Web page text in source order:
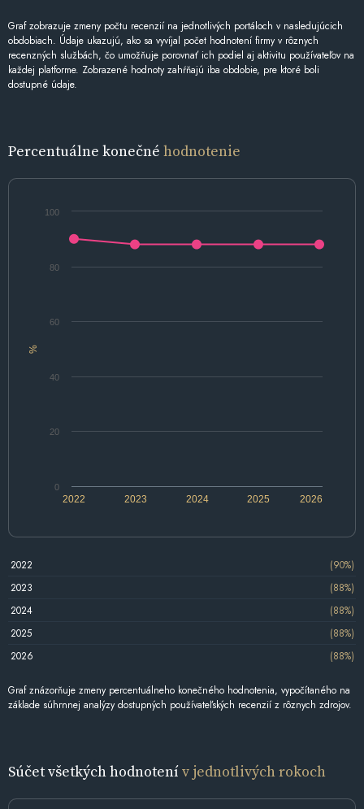
Graf zobrazuje zmeny počtu recenzií na jednotlivých portáloch v nasledujúcich
obdobiach. Údaje ukazujú, ako sa vyvíjal počet hodnotení firmy v rôznych
recenzných službách, čo umožňuje porovnať ich podiel aj aktivitu používateľov na
každej platforme. Zobrazené hodnoty zahŕňajú iba obdobie, pre ktoré boli
dostupné údaje.
Percentuálne konečné hodnotenie
%
2022 2024 2026
2023 2025
0
20
40
60
80
100
2022
(90%)
2023
(88%)
2024
(88%)
2025
(88%)
2026
(88%)
Graf znázorňuje zmeny percentuálneho konečného hodnotenia, vypočítaného na
základe súhrnnej analýzy dostupných používateľských recenzií z rôznych zdrojov.
Súčet všetkých hodnotenív jednotlivých rokoch